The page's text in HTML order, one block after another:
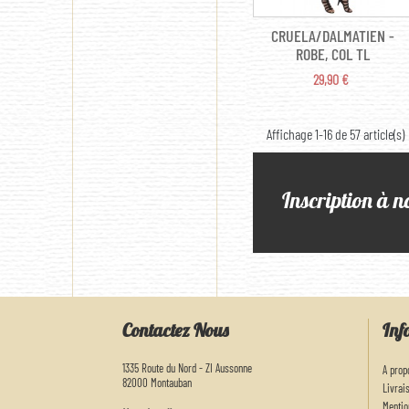
CRUELA/DALMATIEN -
ROBE, COL TL
PRIX
29,90 €
Affichage 1-16 de 57 article(s)
Inscription à
Contactez Nous
1335 Route du Nord - ZI Aussonne
82000 Montauban
A